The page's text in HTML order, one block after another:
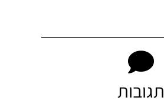
תגובות